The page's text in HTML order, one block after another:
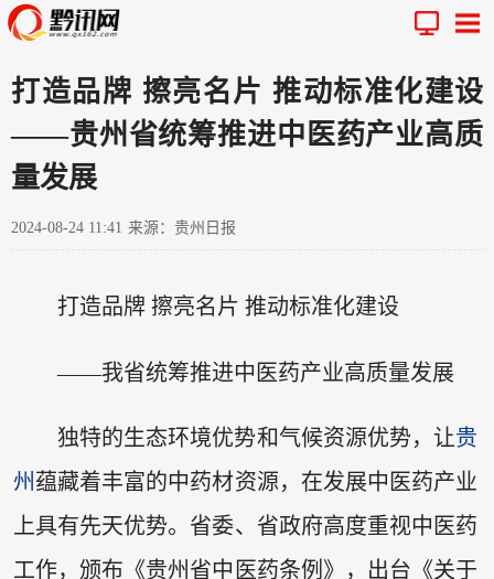
打造品牌 擦亮名片 推动标准化建设
——贵州省统筹推进中医药产业高质
量发展
2024-08-24 11:41 来源：贵州日报
打造品牌 擦亮名片 推动标准化建设
——我省统筹推进中医药产业高质量发展
独特的生态环境优势和气候资源优势，让贵
州 蕴藏着丰富的中药材资源，在发展中医药产业
上具有先天优势。省委、省政府高度重视中医药
工作，颁布《贵州省中医药条例》，出台《关于